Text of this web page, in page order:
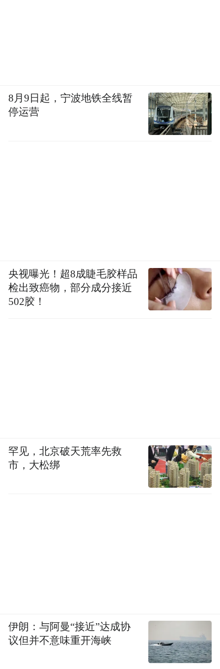
8月9日起，宁波地铁全线暂
停运营
央视曝光！超8成睫毛胶样品
检出致癌物，部分成分接近
502胶！
罕见，北京破天荒率先救
市，大松绑
伊朗：与阿曼“接近”达成协
议但并不意味重开海峡